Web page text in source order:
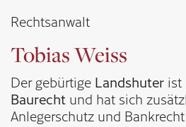
Rechtsanwalt
Tobias Weiss
Der gebürtige Landshuter ist
Baurecht und hat sich
Anlegerschutz und